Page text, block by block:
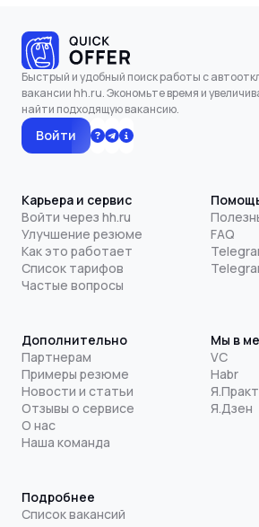
Быстрый и удобный поиск работы с
вакансии hh.ru. Экономьте время и
найти подходящую вакансию.
Войти
Карьера и сервис
Войти через hh.ru
Улучшение резюме
Как это работает
Список тарифов
Частые вопросы
FAQ
Дополнительно
Партнерам
Примеры резюме
Новости и статьи
Отзывы о сервисе
О нас
Наша команда
Мы в
VC
Habr
Я.Дзен
Подробнее
Список вакансий